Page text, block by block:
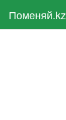
Поменяй.kz